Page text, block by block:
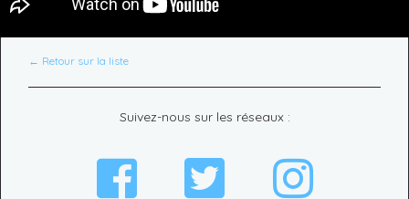
← Retour sur la liste
Suivez-nous sur les réseaux :